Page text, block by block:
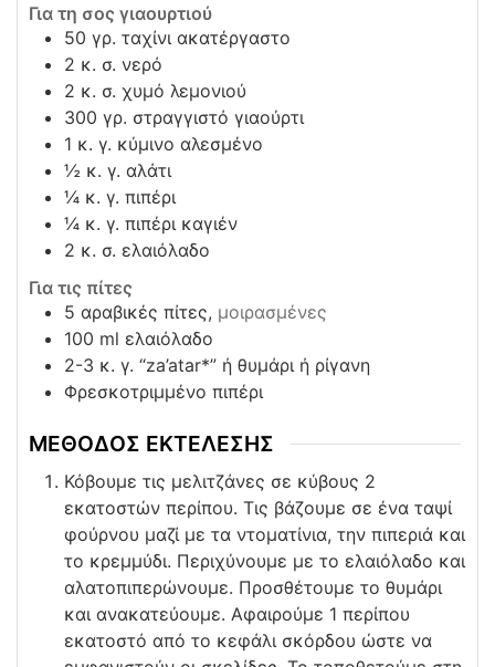
Για τη σος γιαουρτιού
50 γρ. ταχίνι ακατέργαστο
2 κ. σ. νερό
2 κ. σ. χυμό λεμονιού
300 γρ. στραγγιστό γιαούρτι
1 κ. γ. κύμινο αλεσμένο
½ κ. γ. αλάτι
¼ κ. γ. πιπέρι
¼ κ. γ. πιπέρι καγιέν
2 κ. σ. ελαιόλαδο
Για τις πίτες
5 αραβικές πίτες, μοιρασμένες
100 ml ελαιόλαδο
2-3 κ. γ. “za’atar*” ή θυμάρι ή ρίγανη
Φρεσκοτριμμένο πιπέρι
ΜΕΘΟΔΟΣ ΕΚΤΕΛΕΣΗΣ
Κόβουμε τις μελιτζάνες σε κύβους 2
εκατοστών περίπου. Τις βάζουμε σε ένα ταψί
φούρνου μαζί με τα ντοματίνια, την πιπεριά και
το κρεμμύδι. Περιχύνουμε με το ελαιόλαδο και
αλατοπιπερώνουμε. Προσθέτουμε το θυμάρι
και ανακατεύουμε. Αφαιρούμε 1 περίπου
εκατοστό από το κεφάλι σκόρδου ώστε να